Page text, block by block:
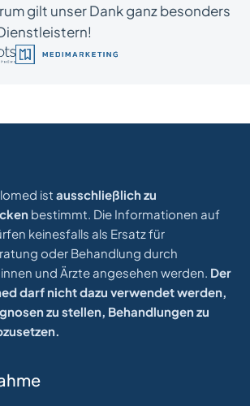
gilt unser Dank ganz besonders
ist ausschließlich zu
bestimmt. Die Informationen auf
keinesfalls als Ersatz für
oder Behandlung durch
und Ärzte angesehen werden. Der
darf nicht dazu verwendet werden,
zu stellen, Behandlungen zu